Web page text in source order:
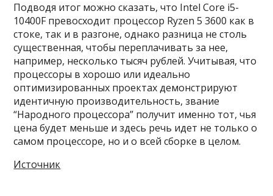
Подводя итог можно сказать, что Intel Core i5-
10400F превосходит процессор Ryzen 5 3600 как в
стоке, так и в разгоне, однако разница не столь
существенная, чтобы переплачивать за нее,
например, несколько тысяч рублей. Учитывая, что
процессоры в хорошо или идеально
оптимизированных проектах демонстрируют
идентичную производительность, звание
“Народного процессора” получит именно тот, чья
цена будет меньше и здесь речь идет не только о
самом процессоре, но и о всей сборке в целом.
Источник